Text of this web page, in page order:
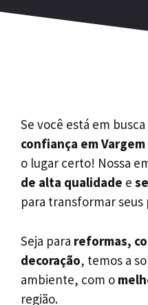
Se você está em
confiança em
o lugar certo! Nossa
de alta qualidade e
para transformar
Seja para reformas,
decoração, temos a
ambiente, com o
região.